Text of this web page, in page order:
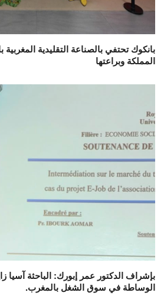
بانكوك تحتفي بالصناعة التقليدية المغربية
المملكة وبراعتها
بإشراف الدكتور عمر إبورك: الباحثة آسيا
الوساطة في سوق الشغل بالمغرب.